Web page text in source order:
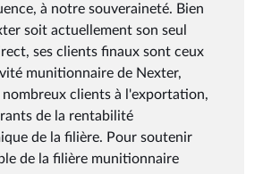
à notre souveraineté. Bien
soit actuellement son seul
ses clients finaux sont ceux
munitionnaire de Nexter,
clients à l'exportation,
de la rentabilité
de la filière. Pour soutenir
de la filière munitionnaire